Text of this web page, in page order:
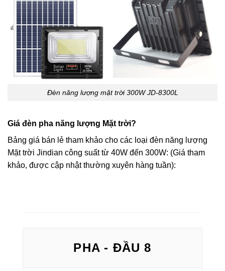
Đèn năng lượng mặt trời 300W JD-8300L
Giá đèn pha năng lượng Mặt trời?
Bảng giá bán lẻ tham khảo cho các loại đèn năng lượng
Mặt trời Jindian công suất từ 40W đến 300W: (Giá tham
khảo, được cập nhật thường xuyên hàng tuần):
PHA - ĐẦU 8